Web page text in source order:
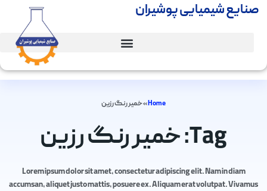
صنایع شیمیایی پوشیران
Home
»خمیر رنگ رزین
Tag: خمیر رنگ رزین
Lorem ipsum dolor sit amet, consectetur adipiscing elit. Nam in diam
accumsan, aliquet justo mattis, posuere ex. Aliquam erat volutpat. Vivamus